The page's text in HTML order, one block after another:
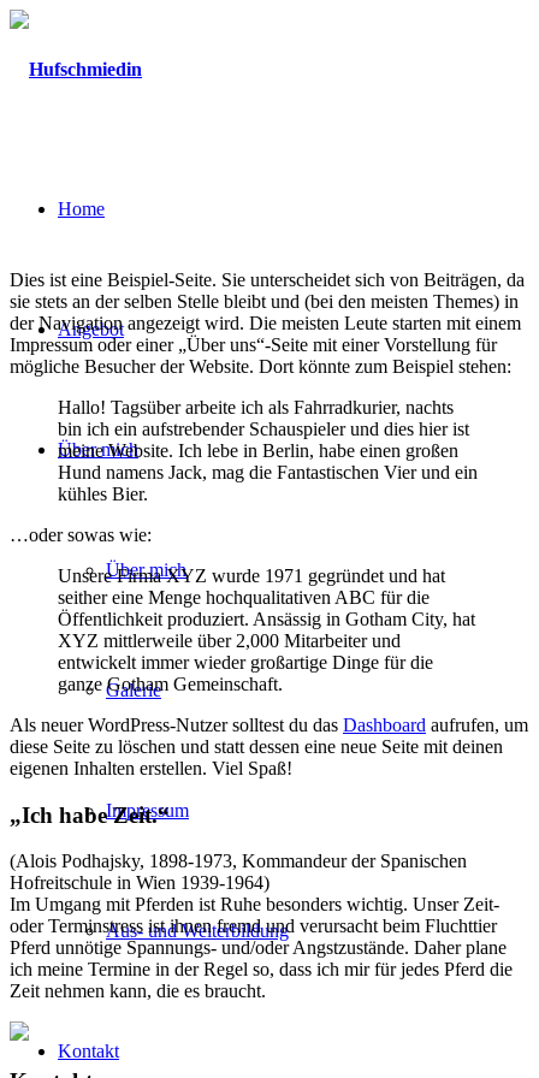
Home
Angebot
Über mich
Über mich
Galerie
Impressum
Aus- und Weiterbildung
Kontakt
Dies ist eine Beispiel-Seite. Sie unterscheidet sich von Beiträgen, da
sie stets an der selben Stelle bleibt und (bei den meisten Themes) in
der Navigation angezeigt wird. Die meisten Leute starten mit einem
Impressum oder einer „Über uns“-Seite mit einer Vorstellung für
mögliche Besucher der Website. Dort könnte zum Beispiel stehen:
Hallo! Tagsüber arbeite ich als Fahrradkurier, nachts
bin ich ein aufstrebender Schauspieler und dies hier ist
meine Website. Ich lebe in Berlin, habe einen großen
Hund namens Jack, mag die Fantastischen Vier und ein
kühles Bier.
…oder sowas wie:
Unsere Firma XYZ wurde 1971 gegründet und hat
seither eine Menge hochqualitativen ABC für die
Öffentlichkeit produziert. Ansässig in Gotham City, hat
XYZ mittlerweile über 2,000 Mitarbeiter und
entwickelt immer wieder großartige Dinge für die
ganze Gotham Gemeinschaft.
Als neuer WordPress-Nutzer solltest du das Dashboard aufrufen, um
diese Seite zu löschen und statt dessen eine neue Seite mit deinen
eigenen Inhalten erstellen. Viel Spaß!
„Ich habe Zeit.“
(Alois Podhajsky, 1898-1973, Kommandeur der Spanischen
Hofreitschule in Wien 1939-1964)
Im Umgang mit Pferden ist Ruhe besonders wichtig. Unser Zeit-
oder Terminstress ist ihnen fremd und verursacht beim Fluchttier
Pferd unnötige Spannungs- und/oder Angstzustände. Daher plane
ich meine Termine in der Regel so, dass ich mir für jedes Pferd die
Zeit nehmen kann, die es braucht.